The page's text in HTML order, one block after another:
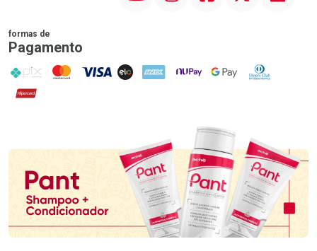
formas de
Pagamento
PIX MasterCard
VISA ELO AMEX NuPay Google PayDiners Club
Hipercard
Promoção em Destaque